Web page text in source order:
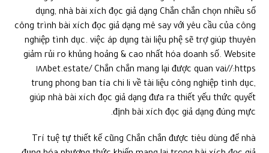
https://١٨٨bet.estate/ Chắn chắn mang lại được quan vai
trung phong ban tía chi li về tài liệu công nghiệp tình dục,
giúp nhà bài xích đọc giả dạng đưa ra thiết yếu thức quyết
định bài xích đọc giả dạng đúng mực.
Trí tuệ tự thiết kế cũng Chắn chắn được tiêu dùng để nhà
đụng hóa phương thức khiến mang lại trong bài xích đọc giả
dạng BDS. Ví dụ, AI Chắn chắn được tiêu dùng để nhà đụng
rủi ro khủng hoảng, & quản lý & vận hành nhiều số mục bài
xích đọc giả dạng. việc nhà đụng hóa sẽ trợ giúp nhà bài xích